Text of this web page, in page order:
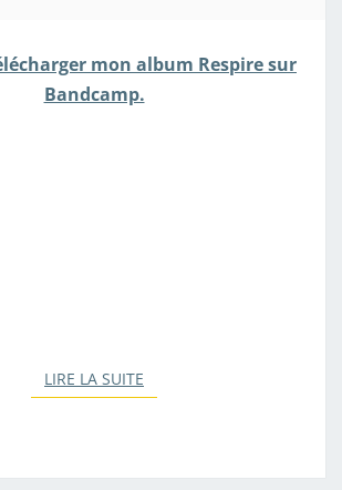
mon album Respire sur
Bandcamp.
LIRE LA SUITE